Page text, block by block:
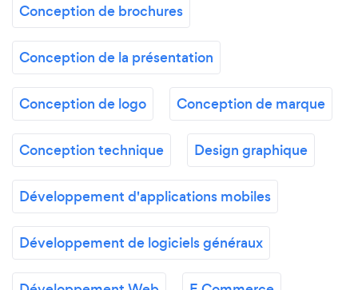
Conception de brochures
Conception de la présentation
Conception de logo Conception de marque
Conception technique Design graphique
Développement d'applications mobiles
Développement de logiciels généraux